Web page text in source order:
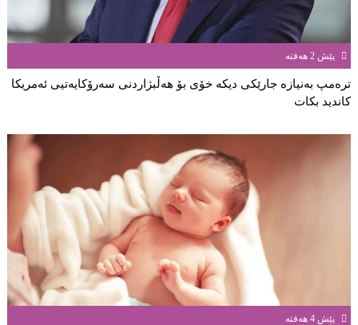
پێش 2 هەفتە
ترەمپ بەنیازە جارێكی دیكە خۆی بۆ هەڵبژاردنی سەرۆكایەتیی ئەمریكا
كاندید بكات
پێش 4 هەفتە